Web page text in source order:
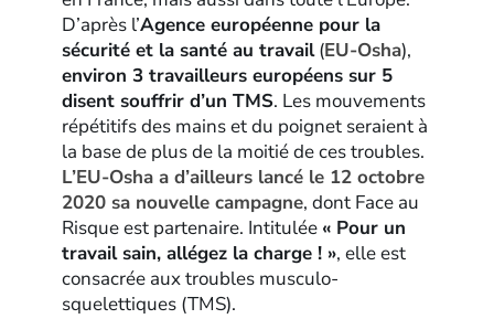
D’après l’Agence européenne pour la
sécurité et la santé au travail(EU-Osha),
environ 3 travailleurs européens sur 5
disent souffrir d’un TMS. Les mouvements
répétitifs des mains et du poignet seraient à
la base de plus de la moitié de ces troubles.
L’EU-Osha a d’ailleurs lancé le 12 octobre
2020 sa nouvelle campagne, dont Face au
Risque est partenaire. Intitulée « Pour un
travail sain, allégez la charge ! », elle est
consacrée aux troubles musculo-
squelettiques (TMS).